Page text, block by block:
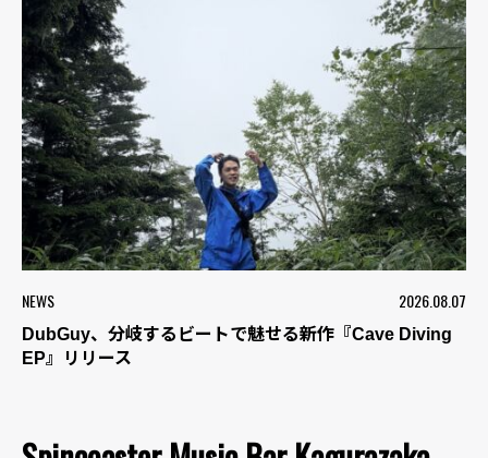
NEWS 2026.08.07
DubGuy、分岐するビートで魅せる新作『Cave Diving
EP』リリース